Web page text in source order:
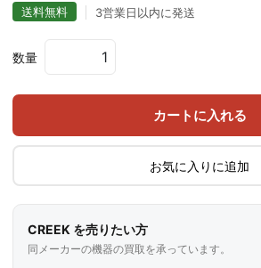
送料無料 3営業日以内に発送
数量
カートに入れる
お気に入りに追加
CREEK を売りたい方
同メーカーの機器の買取を承っています。